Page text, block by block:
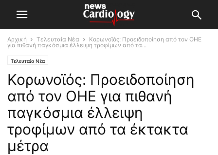
Αρχική Τελευταία Νέα
Κορωνοϊός: Προειδοποίηση από τον ΟΗΕ
για πιθανή παγκόσμια έλλειψη τροφίμων από τα...
Τελευταία Νέα
Κορωνοϊός: Προειδοποίηση
από τον ΟΗΕ για πιθανή
παγκόσμια έλλειψη
τροφίμων από τα έκτακτα
μέτρα